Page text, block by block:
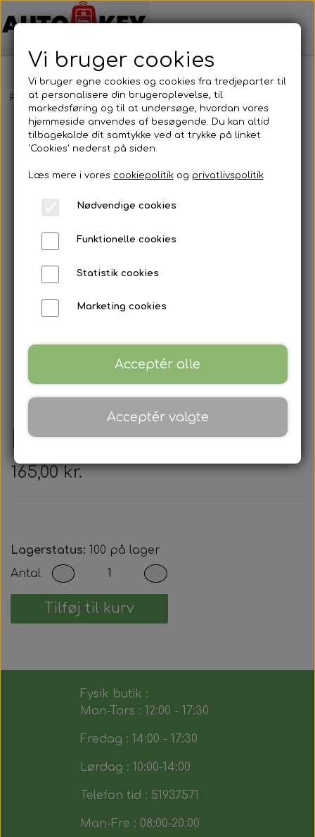
Forside Bilnøgler Dacia Nøglehus Dacia - Nøglehus
Dacia - Nøglehus
165,00 kr.
Lagerstatus: 100 på lager
Antal
Tilføj til kurv
Fysik butik :
Man-Tors : 12:00 - 17:30
Fredag : 14:00 - 17:30
Lørdag : 10:00-14:00
Telefon tid : 51937571
Man-Fre : 08:00-20:00
Vi bruger cookies
Vi bruger egne cookies og cookies fra tredjeparter til
at personalisere din brugeroplevelse, til
markedsføring og til at undersøge, hvordan vores
hjemmeside anvendes af besøgende. Du kan altid
tilbagekalde dit samtykke ved at trykke på linket
'Cookies' nederst på siden.
Læs mere i vores cookiepolitikog privatlivspolitik
Nødvendige cookies
Funktionelle cookies
Statistik cookies
Marketing cookies
Acceptér alle
Acceptér valgte